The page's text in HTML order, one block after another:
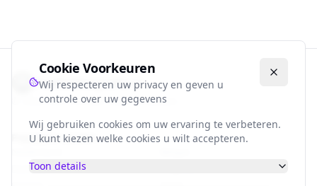
Cookie Voorkeuren
Wij respecteren uw privacy en geven u
controle over uw gegevens
Wij gebruiken cookies om uw ervaring te verbeteren.
U kunt kiezen welke cookies u wilt accepteren.
Toon details
Voetbalbiografie.nl
2026Alle rechten voorbehouden.
Populaire Landen
Duitsland